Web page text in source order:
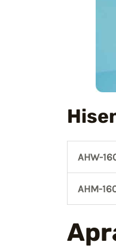
AHW-
AHM-